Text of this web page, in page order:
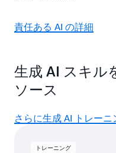
責任ある AI の詳細
生成 AI スキル
ソース
さらに生成 AI トレー
トレーニング